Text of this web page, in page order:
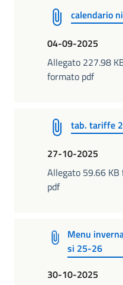
calendario
04-09-2025
Allegato 227.98
formato pdf
tab. tariffe
27-10-2025
Allegato 59.66
pdf
Menu
si 25-26
30-10-2025